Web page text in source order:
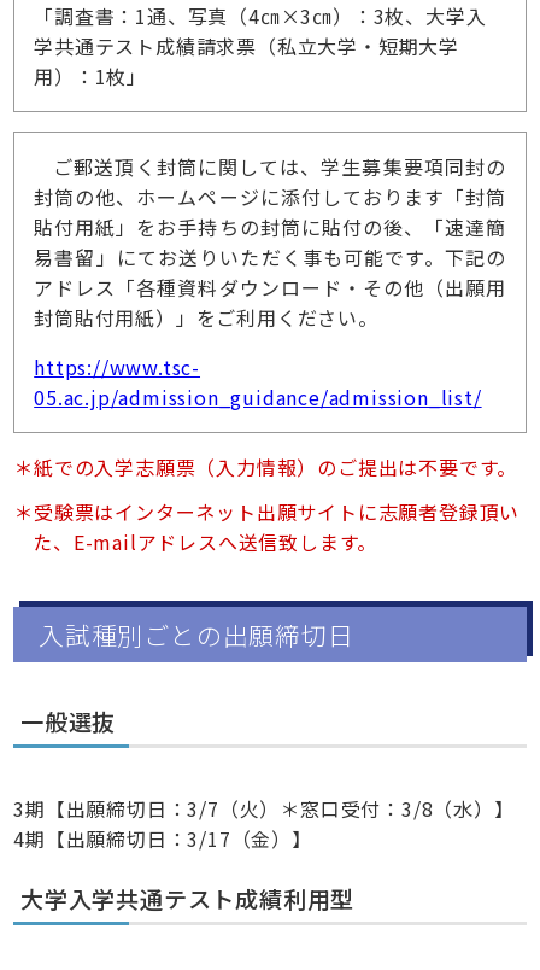
「調査書：1通、写真（4㎝×3㎝）：3枚、大学入
学共通テスト成績請求票（私立大学・短期大学
用）：1枚」
ご郵送頂く封筒に関しては、学生募集要項同封の
封筒の他、ホームページに添付しております「封筒
貼付用紙」をお手持ちの封筒に貼付の後、「速達簡
易書留」にてお送りいただく事も可能です。下記の
アドレス「各種資料ダウンロード・その他（出願用
封筒貼付用紙）」をご利用ください。
https://www.tsc-
05.ac.jp/admission_guidance/admission_list/
紙での入学志願票（入力情報）のご提出は不要です。
受験票はインターネット出願サイトに志願者登録頂い
た、E-mailアドレスへ送信致します。
入試種別ごとの出願締切日
一般選抜
3期【出願締切日：3/7（火）＊窓口受付：3/8（水）】
4期【出願締切日：3/17（金）】
大学入学共通テスト成績利用型